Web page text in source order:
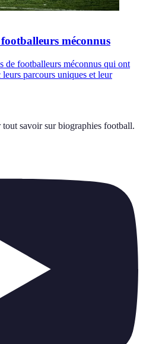
méconnus
de footballeurs méconnus qui ont
parcours uniques et leur
savoir sur biographies football.